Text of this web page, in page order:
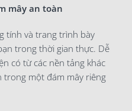
mây an toàn
tính và trang trình bày
trong thời gian thực. Dễ
có từ các nền tảng khác
trong một đám mây riêng